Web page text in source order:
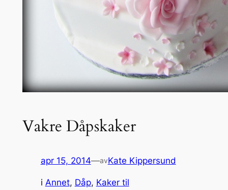
Vakre Dåpskaker
apr 15, 2014—avKate Kippersund
i Annet, Dåp, Kaker til